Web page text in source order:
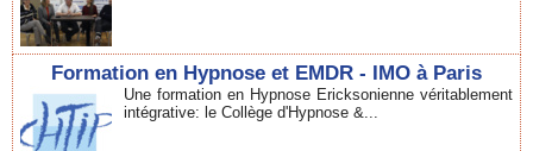
Formation en Hypnose et EMDR - IMO à Paris
Une formation en Hypnose Ericksonienne véritablement
intégrative: le Collège d'Hypnose &...